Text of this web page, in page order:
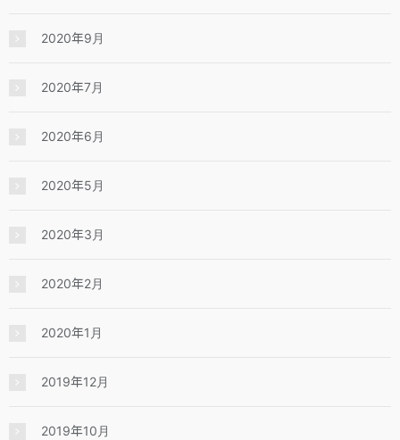
2020年9月
2020年7月
2020年6月
2020年5月
2020年3月
2020年2月
2020年1月
2019年12月
2019年10月